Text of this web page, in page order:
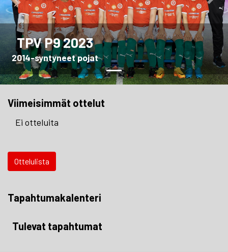
TPV P9 2023
2014-syntyneet pojat
Previous
Viimeisimmät ottelut
Ei otteluita
Ottelulista
Tapahtumakalenteri
Tulevat tapahtumat